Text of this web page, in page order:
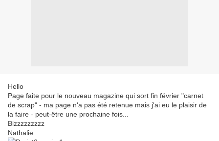
Hello
Page faite pour le nouveau magazine qui sort fin février "carnet
de scrap" - ma page n'a pas été retenue mais j'ai eu le plaisir de
la faire - peut-être une prochaine fois...
Bizzzzzzzzz
Nathalie